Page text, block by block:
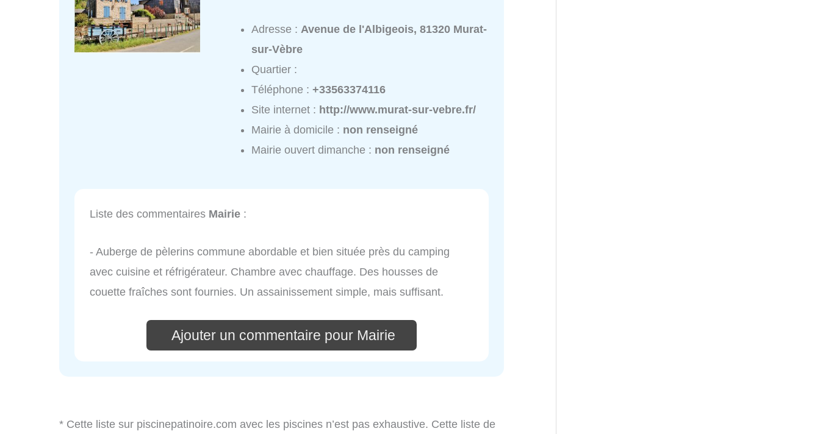
Adresse :Avenue de l'Albigeois, 81320 Murat-
sur-Vèbre
Quartier :
Téléphone :+33563374116
Site internet : http://www.murat-sur-vebre.fr/
Mairie à domicile : non renseigné
Mairie ouvert dimanche : non renseigné
Liste des commentaires Mairie :
- Auberge de pèlerins commune abordable et bien située près du camping
avec cuisine et réfrigérateur. Chambre avec chauffage. Des housses de
couette fraîches sont fournies. Un assainissement simple, mais suffisant.
Ajouter un commentaire pour Mairie
* Cette liste sur piscinepatinoire.com avec les piscines n’est pas exhaustive. Cette liste de